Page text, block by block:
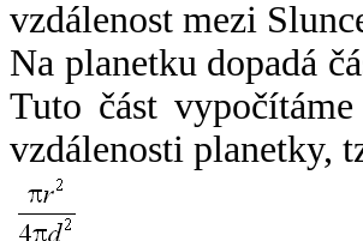
vzdálenost mezi
Na planetku dopadá
Tuto část
vzdálenosti planetky,